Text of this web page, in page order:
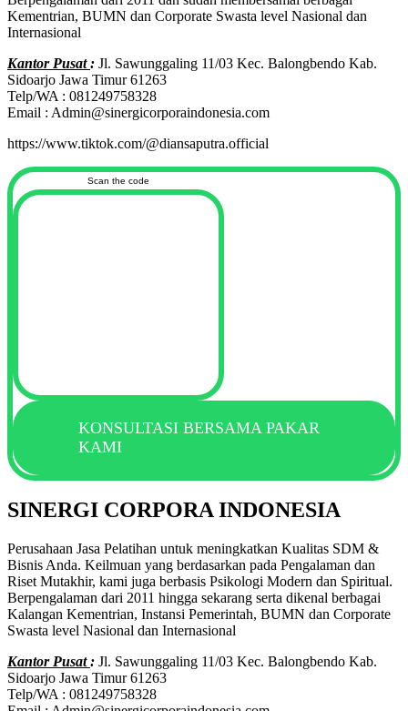
Kementrian, BUMN dan Corporate Swasta level Nasional dan
Internasional
Kantor Pusat: Jl. Sawunggaling 11/03 Kec. Balongbendo Kab.
Sidoarjo Jawa Timur 61263
Telp/WA : 081249758328
Email : Admin@sinergicorporaindonesia.com
https://www.tiktok.com/@diansaputra.official
Scan the code
KONSULTASI BERSAMA PAKAR
KAMI
SINERGI CORPORA INDONESIA
Perusahaan Jasa Pelatihan untuk meningkatkan Kualitas SDM &
Bisnis Anda. Keilmuan yang berdasarkan pada Pengalaman dan
Riset Mutakhir, kami juga berbasis Psikologi Modern dan Spiritual.
Berpengalaman dari 2011 hingga sekarang serta dikenal berbagai
Kalangan Kementrian, Instansi Pemerintah, BUMN dan Corporate
Swasta level Nasional dan Internasional
Kantor Pusat: Jl. Sawunggaling 11/03 Kec. Balongbendo Kab.
Sidoarjo Jawa Timur 61263
Telp/WA : 081249758328